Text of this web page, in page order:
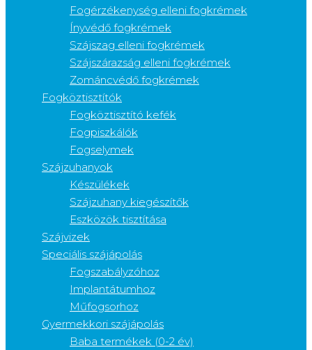
Fogérzékenység elleni fogkrémek
Ínyvédő fogkrémek
Szájszag elleni fogkrémek
Szájszárazság elleni fogkrémek
Zománcvédő fogkrémek
Fogköztisztítók
Fogköztisztító kefék
Fogpiszkálók
Fogselymek
Szájzuhanyok
Készülékek
Szájzuhany kiegészítők
Eszközök tisztítása
Szájvizek
Speciális szájápolás
Fogszabályzóhoz
Implantátumhoz
Műfogsorhoz
Gyermekkori szájápolás
Baba termékek (0-2 év)